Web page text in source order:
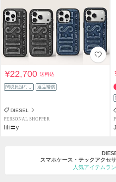
¥22,700送料込
関税負担なし 返品補償
DIESEL
PERSONAL SHOPPER
lili〓y
スマホケース・テックアクセ
人気アイテムラ